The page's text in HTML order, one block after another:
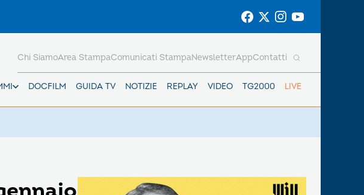
DOCFILM GUIDA TV NOTIZIE REPLAY VIDEO TG2000 LIVE
Chi SiamoArea StampaComunicati StampaNewsletterAppContatti